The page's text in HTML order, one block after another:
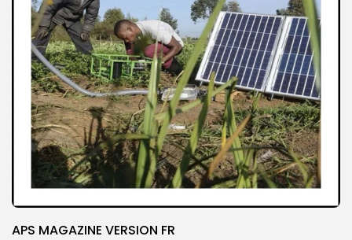
APS MAGAZINE VERSION FR